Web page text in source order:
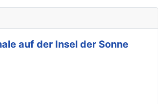
auf der Insel der Sonne